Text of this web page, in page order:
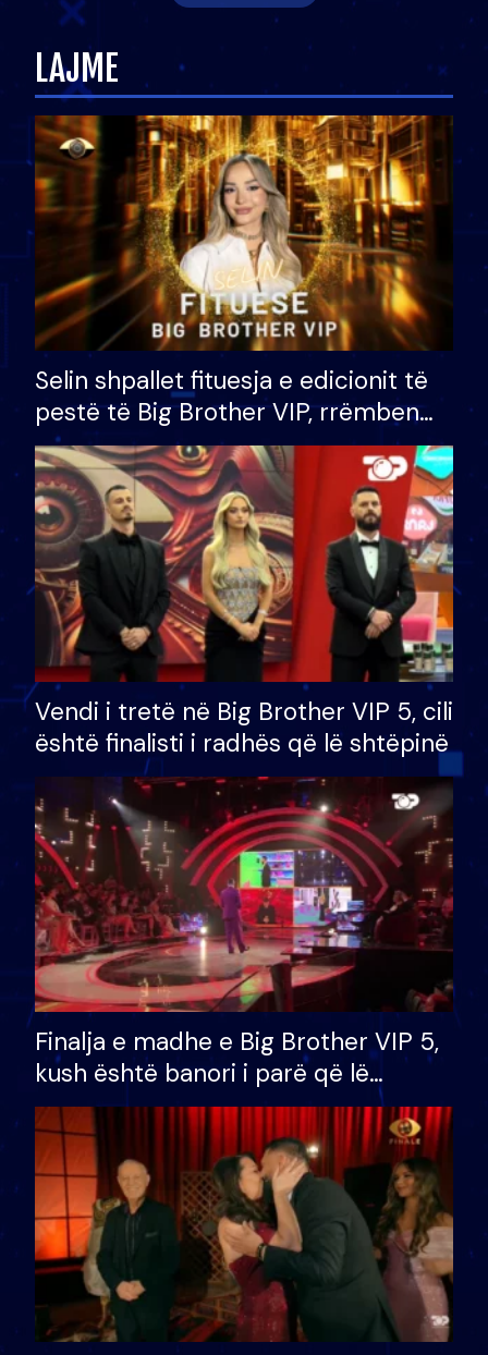
LAJME
Selin shpallet fituesja e edicionit të
pestë të Big Brother VIP, rrëmben
çmimin e madh prej 100 mijë eurosh
Vendi i tretë në Big Brother VIP 5, cili
është finalisti i radhës që lë shtëpinë
Finalja e madhe e Big Brother VIP 5,
kush është banori i parë që lë
shtëpinë dhe humb mundësinë për
të fituar çmimin e madh